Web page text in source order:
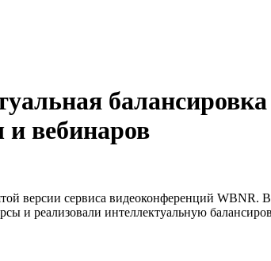
и вебинаров
версии сервиса видеоконференций WBNR.
и реализовали интеллектуальную